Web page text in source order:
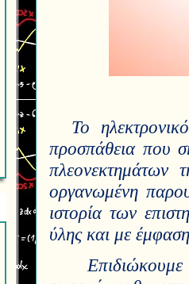
Το
προσπάθεια που
πλεονεκτημάτων
οργανωμένη
ιστορία των
ύλης και με